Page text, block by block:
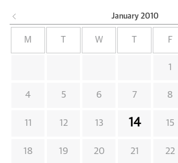
January 2010
M W F
1
4 5 6 7 8
11 12 13 14 15
18 19 20 21 22